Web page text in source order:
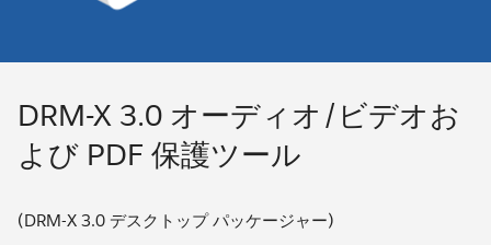
DRM-X 3.0 オーディオ/ビデオお
よび PDF 保護ツール
(DRM-X 3.0 デスクトップ パッケージャー)